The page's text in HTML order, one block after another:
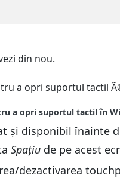
din nou.
disponibil înainte
Spațiu de pe acest
dezactivarea